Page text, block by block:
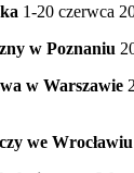
1-20 czerwca
w Poznaniu
w Warszawie
we Wrocławiu